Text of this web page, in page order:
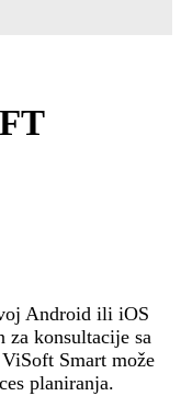
Android ili iOS
konsultacije sa
Smart može
planiranja.